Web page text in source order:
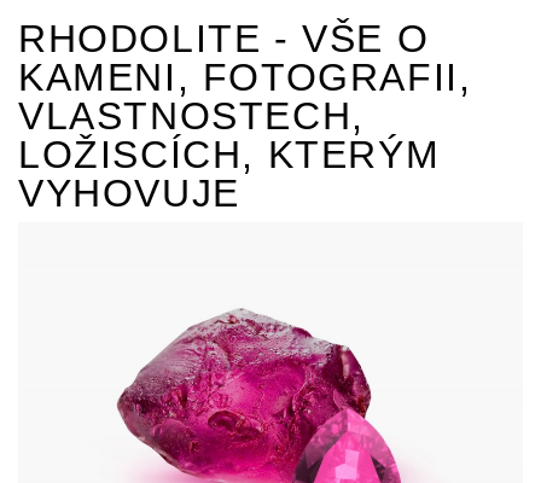
RHODOLITE - VŠE O
KAMENI, FOTOGRAFII,
VLASTNOSTECH,
LOŽISCÍCH, KTERÝM
VYHOVUJE